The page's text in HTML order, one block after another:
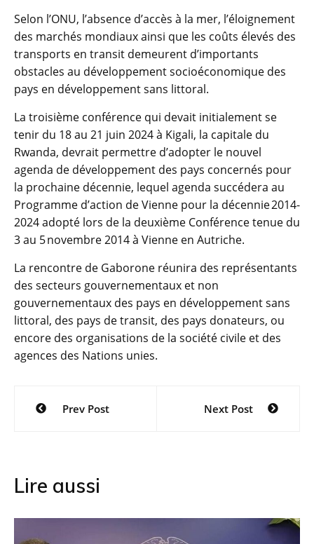
Selon l’ONU, l’absence d’accès à la mer, l’éloignement
des marchés mondiaux ainsi que les coûts élevés des
transports en transit demeurent d’importants
obstacles au développement socioéconomique des
pays en développement sans littoral.
La troisième conférence qui devait initialement se
tenir du 18 au 21 juin 2024 à Kigali, la capitale du
Rwanda, devrait permettre d’adopter le nouvel
agenda de développement des pays concernés pour
la prochaine décennie, lequel agenda succédera au
Programme d’action de Vienne pour la décennie 2014-
2024 adopté lors de la deuxième Conférence tenue du
3 au 5 novembre 2014 à Vienne en Autriche.
La rencontre de Gaborone réunira des représentants
des secteurs gouvernementaux et non
gouvernementaux des pays en développement sans
littoral, des pays de transit, des pays donateurs, ou
encore des organisations de la société civile et des
agences des Nations unies.
Navigation
Prev Post Next Post
Lire aussi